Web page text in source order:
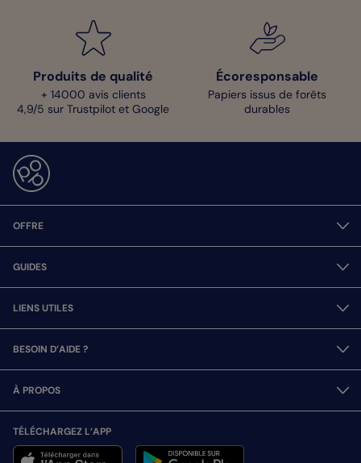
Produits de qualité
+ 14000 avis clients
4,9/5 sur Trustpilot et Google
Écoresponsable
Papiers issus de forêts
durables
OFFRE
GUIDES
LIENS UTILES
BESOIN D’AIDE ?
À PROPOS
TÉLÉCHARGEZ L’APP